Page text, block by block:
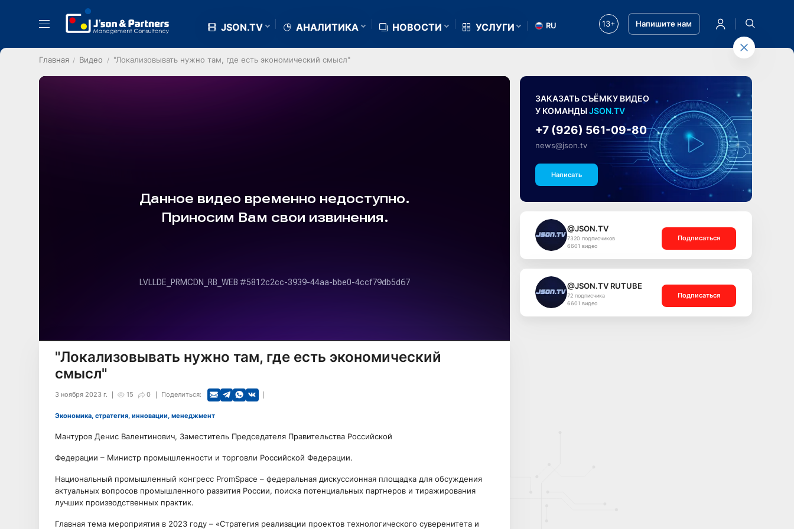
JSON.TV АНАЛИТИКА НОВОСТИ УСЛУГИ RU 13+ Напишите нам
Главная Видео "Локализовывать нужно там, где есть экономический смысл"
"Локализовывать нужно там, где есть экономический
смысл"
15 0
3 ноября 2023 г. Поделиться:
Экономика, стратегия, инновации, менеджмент
Мантуров Денис Валентинович, Заместитель Председателя Правительства Российской
Федерации – Министр промышленности и торговли Российской Федерации.
Национальный промышленный конгресс PromSpace – федеральная дискуссионная площадка для обсуждения
актуальных вопросов промышленного развития России, поиска потенциальных партнеров и тиражирования
лучших производственных практик.
Главная тема мероприятия в 2023 году – «Стратегия реализации проектов технологического суверенитета и
ЗАКАЗАТЬ СЪЁМКУ ВИДЕО
У КОМАНДЫJSON.TV
+7 (926) 561-09-80
news@json.tv
Написать
@JSON.TV
7320 подписчиков
6601 видео
Подписаться
@JSON.TV RUTUBE
72 подписчика
6601 видео
Подписаться